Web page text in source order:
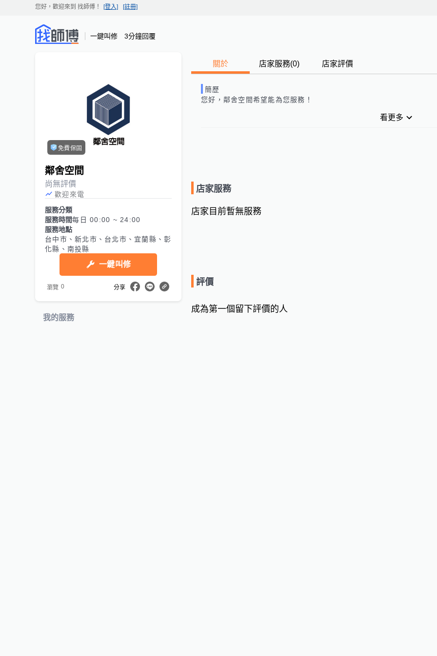
您好，歡迎來到 找師傅 ！ [登入] [註冊]
一鍵叫修 3分鐘回覆
免費保固
鄰舍空間
尚無評價
歡迎來電
服務分類
服務時間每日 00:00 ~ 24:00
服務地點
台中市、新北市、台北市、宜蘭縣、彰
化縣、南投縣
一鍵叫修
瀏覽 0 分享
我的服務
關於 店家服務(0) 店家評價
簡歷
您好， 鄰舍空間希望能為您服務！
看更多
店家服務
店家目前暫無服務
評價
成為第一個留下評價的人